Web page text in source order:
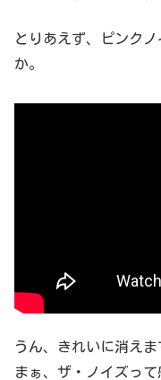
とりあえず、ピンク
か。
うん、きれいに消えま
まぁ、ザ・ノイズっ